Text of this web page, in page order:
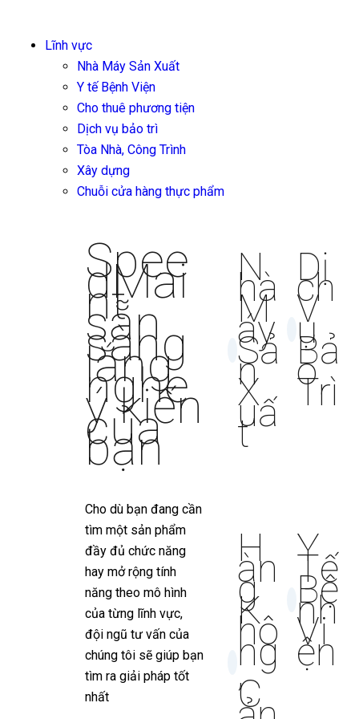
Lĩnh vực
Nhà Máy Sản Xuất
Y tế Bệnh Viện
Cho thuê phương tiện
Dịch vụ bảo trì
Tòa Nhà, Công Trình
Xây dựng
Chuỗi cửa hàng thực phẩm
Spee
dMai
nt
sẵn
sàng
lắng
nghe
ý kiến
của
bạn
Cho dù bạn đang cần
tìm một sản phẩm
đầy đủ chức năng
hay mở rộng tính
năng theo mô hình
của từng lĩnh vực,
đội ngũ tư vấn của
chúng tôi sẽ giúp bạn
tìm ra giải pháp tốt
nhất
N
hà
M
áy
Sả
n
X
uấ
t
Dị
ch
V
ụ
Bả
o
Trì
H
àn
g
K
hô
ng
,
C
Y
Tế
Bệ
nh
Vi
ện